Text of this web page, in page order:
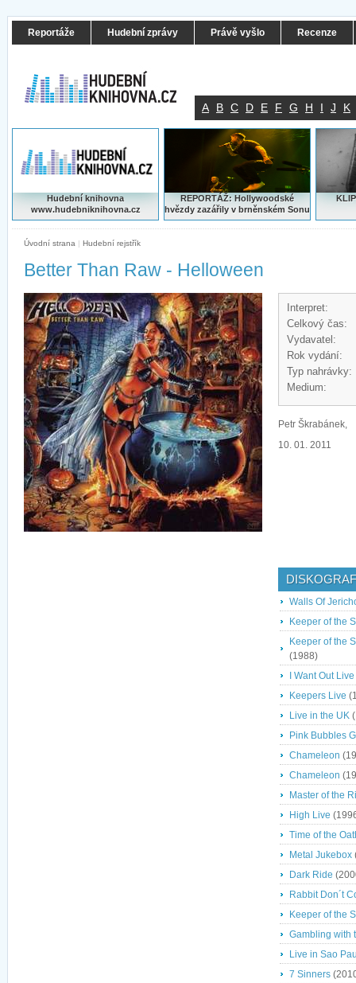
Reportáže Hudební zprávy Právě vyšlo Recenze
A B C D E F G H I J K
Hudební knihovna
www.hudebniknihovna.cz
REPORTÁŽ: Hollywoodské
hvězdy zazářily v brněnském Sonu
Úvodní strana | Hudební rejstřík
Better Than Raw - Helloween
Interpret:
Celkový čas:
Vydavatel:
Rok vydání:
Typ nahrávky:
Medium:
Petr Škrabánek,
10. 01. 2011
Walls Of
Keeper of the
Keeper of the
(1988)
I Want Out Live
Keepers Live
Live in the UK
Pink Bubbles
Chameleon
Chameleon
Master of the
High Live
Time of the
Metal Jukebox
Dark Ride
Rabbit Don´t
Keeper of the
Gambling with
Live in Sao
7 Sinners